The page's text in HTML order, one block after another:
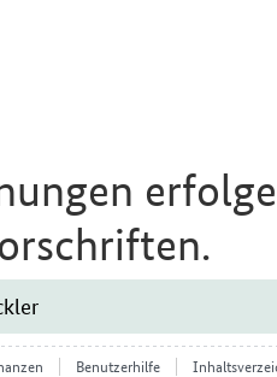
Benutzerhilfe